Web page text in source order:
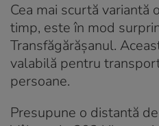
Cea mai scurtă variantă
timp, este în mod
Transfăgărășanul.
valabilă pentru
persoane.
Presupune o distantă